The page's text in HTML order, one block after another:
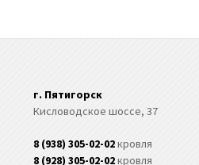
г. Пятигорск
Кисловодское шоссе, 37
8 (938) 305-02-02кровля
8 (928) 305-02-02кровля